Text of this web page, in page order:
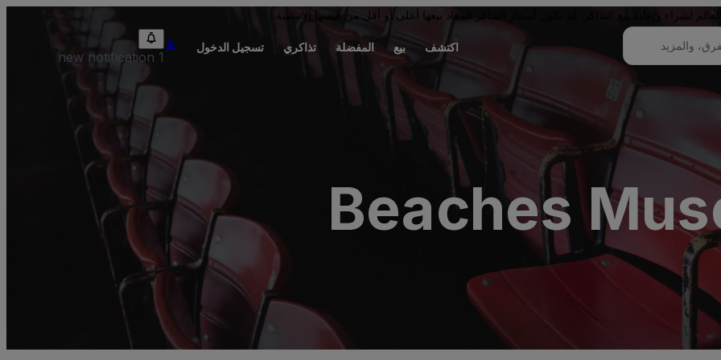
لشراء وإعادة بيع التذاكر. قد تكون أسعار التذاكر المعاد بيعها أعلى أو أقل من قيمتها الاسمية.
اكتشف بيع المفضلة تذاكري تسجيل الدخول
1 new notification
Beaches